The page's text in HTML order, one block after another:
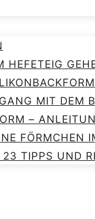
HEFETEIG
MIT DEM
–
FÖRMCHEN
23 TIPPS UND